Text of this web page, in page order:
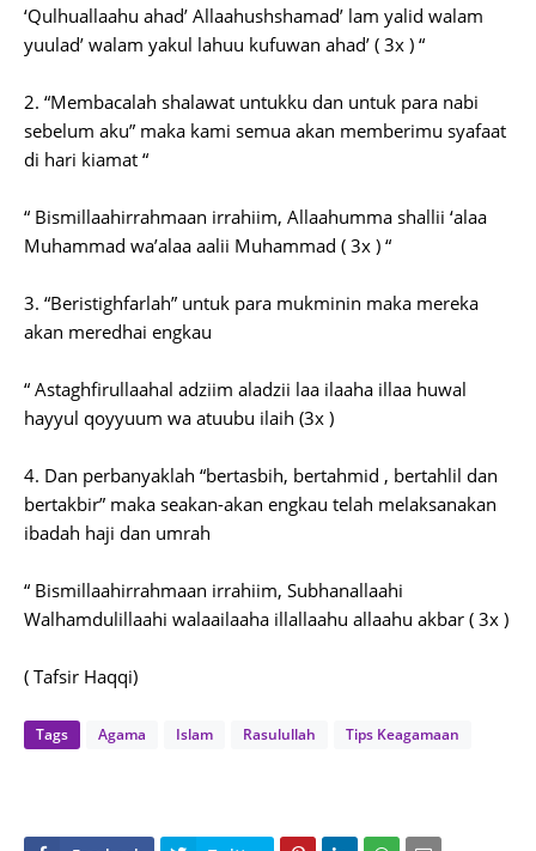
‘Qulhuallaahu ahad’ Allaahushshamad’ lam yalid walam
yuulad’ walam yakul lahuu kufuwan ahad’ ( 3x ) “
2. “Membacalah shalawat untukku dan untuk para nabi
sebelum aku” maka kami semua akan memberimu syafaat
di hari kiamat “
“ Bismillaahirrahmaan irrahiim, Allaahumma shallii ‘alaa
Muhammad wa’alaa aalii Muhammad ( 3x ) “
3. “Beristighfarlah” untuk para mukminin maka mereka
akan meredhai engkau
“ Astaghfirullaahal adziim aladzii laa ilaaha illaa huwal
hayyul qoyyuum wa atuubu ilaih (3x )
4. Dan perbanyaklah “bertasbih, bertahmid , bertahlil dan
bertakbir” maka seakan-akan engkau telah melaksanakan
ibadah haji dan umrah
“ Bismillaahirrahmaan irrahiim, Subhanallaahi
Walhamdulillaahi walaailaaha illallaahu allaahu akbar ( 3x )
( Tafsir Haqqi)
Tags Agama Islam Rasulullah Tips Keagamaan